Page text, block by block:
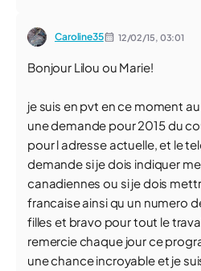
Caroline35 12/02/15, 03:01
Bonjour Lilou ou Marie!
je suis en pvt en ce moment
une demande pour 2015 du
pour l adresse actuelle, et le
demande si je dois indiquer
canadiennes ou si je dois
francaise ainsi qu un numero
filles et bravo pour tout le
remercie chaque jour ce
une chance incroyable et je